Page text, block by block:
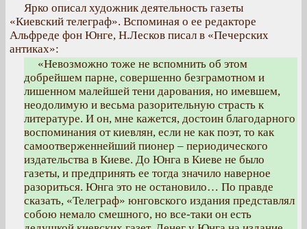
Ярко описал художник деятельность газеты
«Киевский телеграф». Вспоминая о ее редакторе
Альфреде фон Юнге, Н.Лесков писал в «Печерских
антиках»:
«Невозможно тоже не вспомнить об этом
добрейшем парне, совершенно безграмотном и
лишенном малейшей тени дарования, но имевшем,
неодолимую и весьма разорительную страсть к
литературе. И он, мне кажется, достоин благодарного
воспоминания от киевлян, если не как поэт, то как
самоотверженнейший пионер – периодического
издательства в Киеве. До Юнга в Киеве не было
газеты, и предпринять ее тогда значило наверное
разориться. Юнга это не остановило… По правде
сказать, «Телеграф» юнговского издания представлял
собою немало смешного, но все-таки он есть